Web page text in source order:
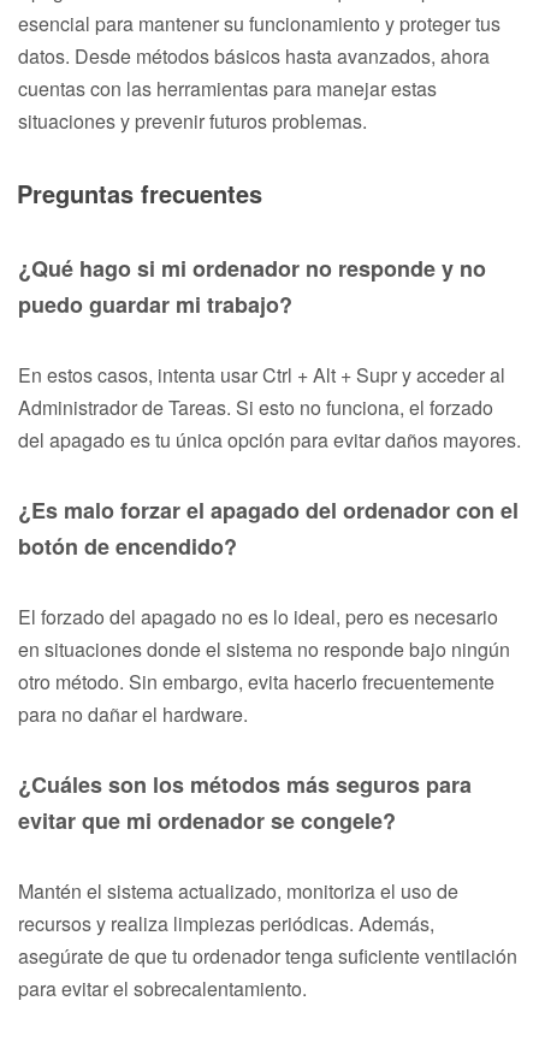
esencial para mantener su funcionamiento y proteger tus
datos. Desde métodos básicos hasta avanzados, ahora
cuentas con las herramientas para manejar estas
situaciones y prevenir futuros problemas.
Preguntas frecuentes
¿Qué hago si mi ordenador no responde y no
puedo guardar mi trabajo?
En estos casos, intenta usar Ctrl + Alt + Supr y acceder al
Administrador de Tareas. Si esto no funciona, el forzado
del apagado es tu única opción para evitar daños mayores.
¿Es malo forzar el apagado del ordenador con el
botón de encendido?
El forzado del apagado no es lo ideal, pero es necesario
en situaciones donde el sistema no responde bajo ningún
otro método. Sin embargo, evita hacerlo frecuentemente
para no dañar el hardware.
¿Cuáles son los métodos más seguros para
evitar que mi ordenador se congele?
Mantén el sistema actualizado, monitoriza el uso de
recursos y realiza limpiezas periódicas. Además,
asegúrate de que tu ordenador tenga suficiente ventilación
para evitar el sobrecalentamiento.